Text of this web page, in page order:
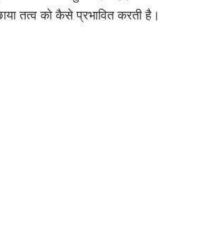
तत्व को कैसे प्रभावित करती है।